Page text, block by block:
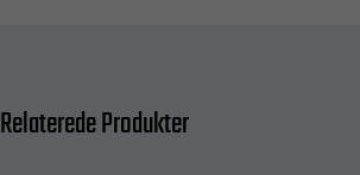
Relaterede Produkter